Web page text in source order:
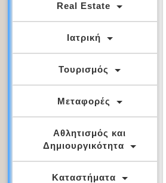
Real Estate
Ιατρική
Τουρισμός
Μεταφορές
Αθλητισμός και
Δημιουργικότητα
Καταστήματα